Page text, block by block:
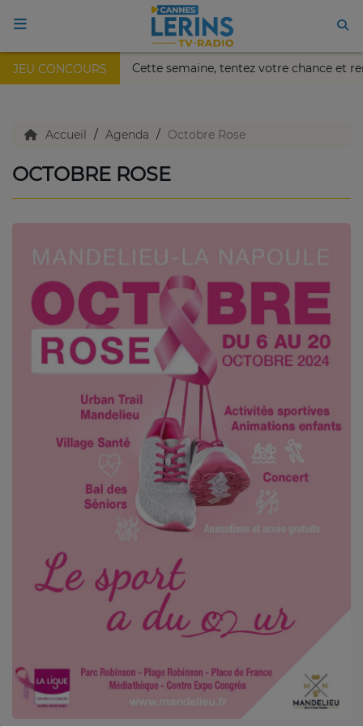
JEU CONCOURS
Nikaïa de Nice ! Cette semaine, tentez votre
TV en direct
Replay TV
Emissions Radio
Emissions TV
Diffusions
Contactez-nous
Accueil Agenda Octobre Rose
OCTOBRE ROSE